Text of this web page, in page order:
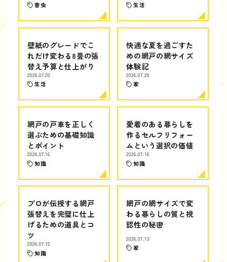
害虫 生活
壁紙のグレードでこ
れだけ変わる8畳の張
替え予算と仕上がり
2026.07.20
生活
快適な夏を過ごすた
めの網戸の網サイズ
体験記
2026.07.20
家
網戸の戸車を正しく
選ぶための基礎知識
とポイント
2026.07.16
知識
愛着のある暮らしを
作るセルフリフォー
ムという選択の価値
2026.07.16
知識
プロが伝授する網戸
張替えを完璧に仕上
げるための道具とコ
ツ
2026.07.15
知識
網戸の網サイズで変
わる暮らしの質と視
認性の秘密
2026.07.13
家